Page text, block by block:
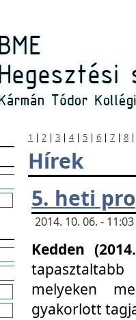
1 | 2 | 3 | 4| 5 | 6 | 7 | 8
Hírek
5. heti
2014. 10. 06. -
Kedden
melyeken
gyakorlott